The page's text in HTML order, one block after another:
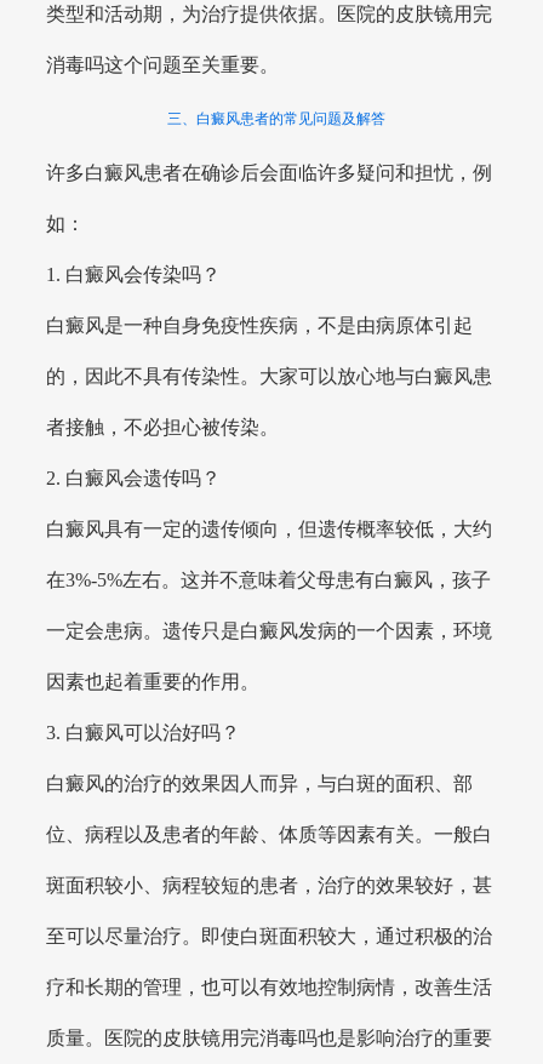
类型和活动期，为治疗提供依据。医院的皮肤镜用完
消毒吗这个问题至关重要。
三、白癜风患者的常见问题及解答
许多白癜风患者在确诊后会面临许多疑问和担忧，例
如：
1. 白癜风会传染吗？
白癜风是一种自身免疫性疾病，不是由病原体引起
的，因此不具有传染性。大家可以放心地与白癜风患
者接触，不必担心被传染。
2. 白癜风会遗传吗？
白癜风具有一定的遗传倾向，但遗传概率较低，大约
在3%-5%左右。这并不意味着父母患有白癜风，孩子
一定会患病。遗传只是白癜风发病的一个因素，环境
因素也起着重要的作用。
3. 白癜风可以治好吗？
白癜风的治疗的效果因人而异，与白斑的面积、部
位、病程以及患者的年龄、体质等因素有关。一般白
斑面积较小、病程较短的患者，治疗的效果较好，甚
至可以尽量治疗。即使白斑面积较大，通过积极的治
疗和长期的管理，也可以有效地控制病情，改善生活
质量。医院的皮肤镜用完消毒吗也是影响治疗的重要